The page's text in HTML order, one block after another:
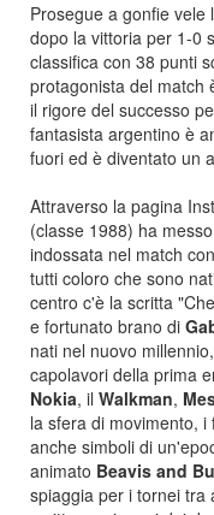
Prosegue a gonfie vele
dopo la vittoria per 1-0
classifica con 38 punti
protagonista del match
il rigore del successo
fantasista argentino è
fuori ed è diventato un
Attraverso la pagina
(classe 1988) ha
indossata nel match
tutti coloro che sono
centro c'è la scritta
e fortunato brano di
nati nel nuovo
capolavori della prima
Nokia, il Walkman,
la sfera di movimento, i
anche simboli di
animato Beavis and
spiaggia per i tornei tra